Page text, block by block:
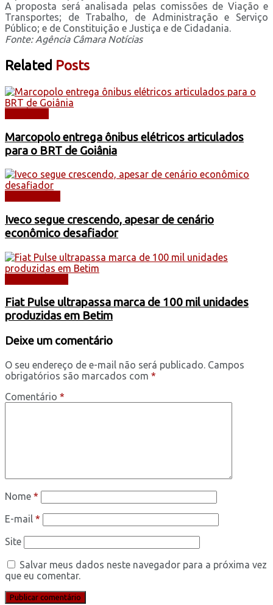
A proposta será analisada pelas comissões de Viação e
Transportes; de Trabalho, de Administração e Serviço
Público; e de Constituição e Justiça e de Cidadania.
Fonte: Agência Câmara Notícias
Related Posts
Marcopolo entrega ônibus elétricos articulados
para o BRT de Goiânia
Iveco segue crescendo, apesar de cenário
econômico desafiador
Fiat Pulse ultrapassa marca de 100 mil unidades
produzidas em Betim
Deixe um comentário
O seu endereço de e-mail não será publicado. Campos
obrigatórios são marcados com *
Comentário *
Nome *
E-mail *
Site
Salvar meus dados neste navegador para a próxima vez
que eu comentar.